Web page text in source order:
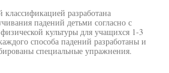
классификацией разработана
падений детьми согласно с
культуры для учащихся 1-3
способа падений разработаны и
специальные упражнения.